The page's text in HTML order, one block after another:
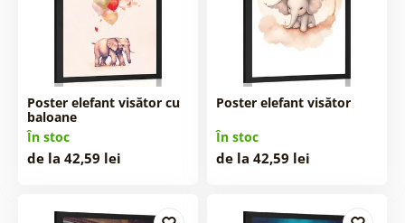
Poster elefant visător cu
baloane
În stoc
de la 42,59 lei
Poster elefant visător
În stoc
de la 42,59 lei